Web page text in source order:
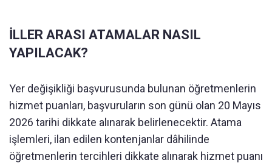
İLLER ARASI ATAMALAR NASIL
YAPILACAK?
Yer değişikliği başvurusunda bulunan öğretmenlerin
hizmet puanları, başvuruların son günü olan 20 Mayıs
2026 tarihi dikkate alınarak belirlenecektir. Atama
işlemleri, ilan edilen kontenjanlar dâhilinde
öğretmenlerin tercihleri dikkate alınarak hizmet puanı